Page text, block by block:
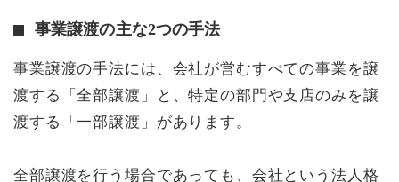
事業譲渡の主な2つの手法
事業譲渡の手法には、会社が営むすべての事業を譲
渡する「全部譲渡」と、特定の部門や支店のみを譲
渡する「一部譲渡」があります。
全部譲渡を行う場合であっても、会社という法人格